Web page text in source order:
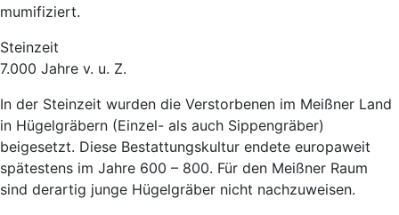
mumifiziert.
Steinzeit
7.000 Jahre v. u. Z.
In der Steinzeit wurden die Verstorbenen im Meißner Land
in Hügelgräbern (Einzel- als auch Sippengräber)
beigesetzt. Diese Bestattungskultur endete europaweit
spätestens im Jahre 600 – 800. Für den Meißner Raum
sind derartig junge Hügelgräber nicht nachzuweisen.